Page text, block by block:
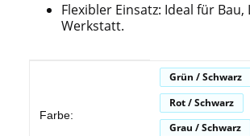
Flexibler Einsatz: Ideal für Bau,
Werkstatt.
Produkteigenschaft
Farbe:
Grün / Schwarz
Rot / Schwarz
Grau / Schwarz